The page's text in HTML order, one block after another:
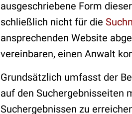
ausgeschriebene Form
schließlich nicht für die
ansprechenden Website
vereinbaren, einen Anwalt
Grundsätzlich umfasst der
auf den Suchergebnisseiten
Suchergebnissen zu